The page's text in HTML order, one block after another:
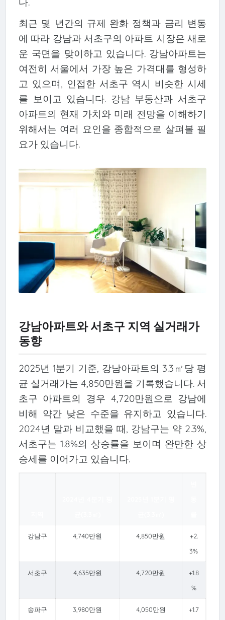
최근 몇 년간의 규제 완화 정책과 금리 변동
에 따라 강남과 서초구의 아파트 시장은 새로
운 국면을 맞이하고 있습니다. 강남아파트는
여전히 서울에서 가장 높은 가격대를 형성하
고 있으며, 인접한 서초구 역시 비슷한 시세
를 보이고 있습니다. 강남 부동산과 서초구
아파트의 현재 가치와 미래 전망을 이해하기
위해서는 여러 요인을 종합적으로 살펴볼 필
요가 있습니다.
강남아파트와 서초구 지역 실거래가
동향
2025년 1분기 기준, 강남아파트의 3.3㎡당 평
균 실거래가는 4,850만원을 기록했습니다. 서
초구 아파트의 경우 4,720만원으로 강남에
비해 약간 낮은 수준을 유지하고 있습니다.
2024년 말과 비교했을 때, 강남구는 약 2.3%,
서초구는 1.8%의 상승률을 보이며 완만한 상
승세를 이어가고 있습니다.
강남구 4,740만원 4,850만원
+2.
3%
서초구 4,635만원 4,720만원
+1.8
%
송파구
3,980만원 4,050만원
+1.7